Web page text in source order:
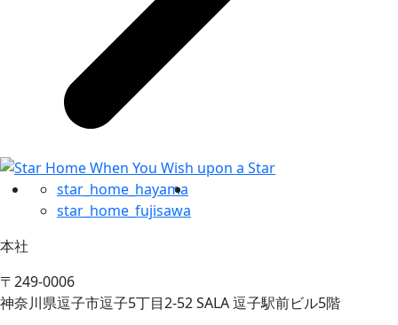
star_home_hayama
star_home_fujisawa
本社
〒249-0006
神奈川県逗子市逗子5丁目2-52 SALA 逗子駅前ビル5階